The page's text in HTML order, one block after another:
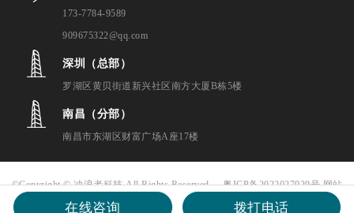
173-7784-9589
909675322@qq.com
深圳（总部）
罗湖区黄贝街道新兴社区南方大厦B栋5楼
南昌（分部）
南昌市东湖区财富广场A座17楼
©Copyright © 冲浪者科技 All Rights Reserved.粤ICP备2022027929号网站
地图
在线咨询 拨打电话